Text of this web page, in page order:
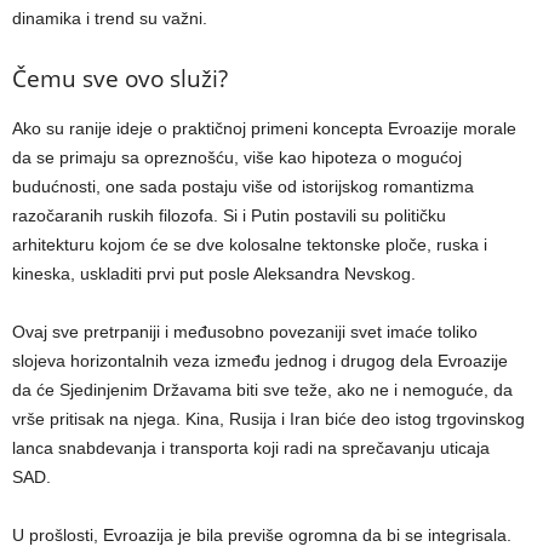
dinamika i trend su važni.
Čemu sve ovo služi?
Ako su ranije ideje o praktičnoj primeni koncepta Evroazije morale
da se primaju sa opreznošću, više kao hipoteza o mogućoj
budućnosti, one sada postaju više od istorijskog romantizma
razočaranih ruskih filozofa. Si i Putin postavili su političku
arhitekturu kojom će se dve kolosalne tektonske ploče, ruska i
kineska, uskladiti prvi put posle Aleksandra Nevskog.
Ovaj sve pretrpaniji i međusobno povezaniji svet imaće toliko
slojeva horizontalnih veza između jednog i drugog dela Evroazije
da će Sjedinjenim Državama biti sve teže, ako ne i nemoguće, da
vrše pritisak na njega. Kina, Rusija i Iran biće deo istog trgovinskog
lanca snabdevanja i transporta koji radi na sprečavanju uticaja
SAD.
U prošlosti, Evroazija je bila previše ogromna da bi se integrisala.